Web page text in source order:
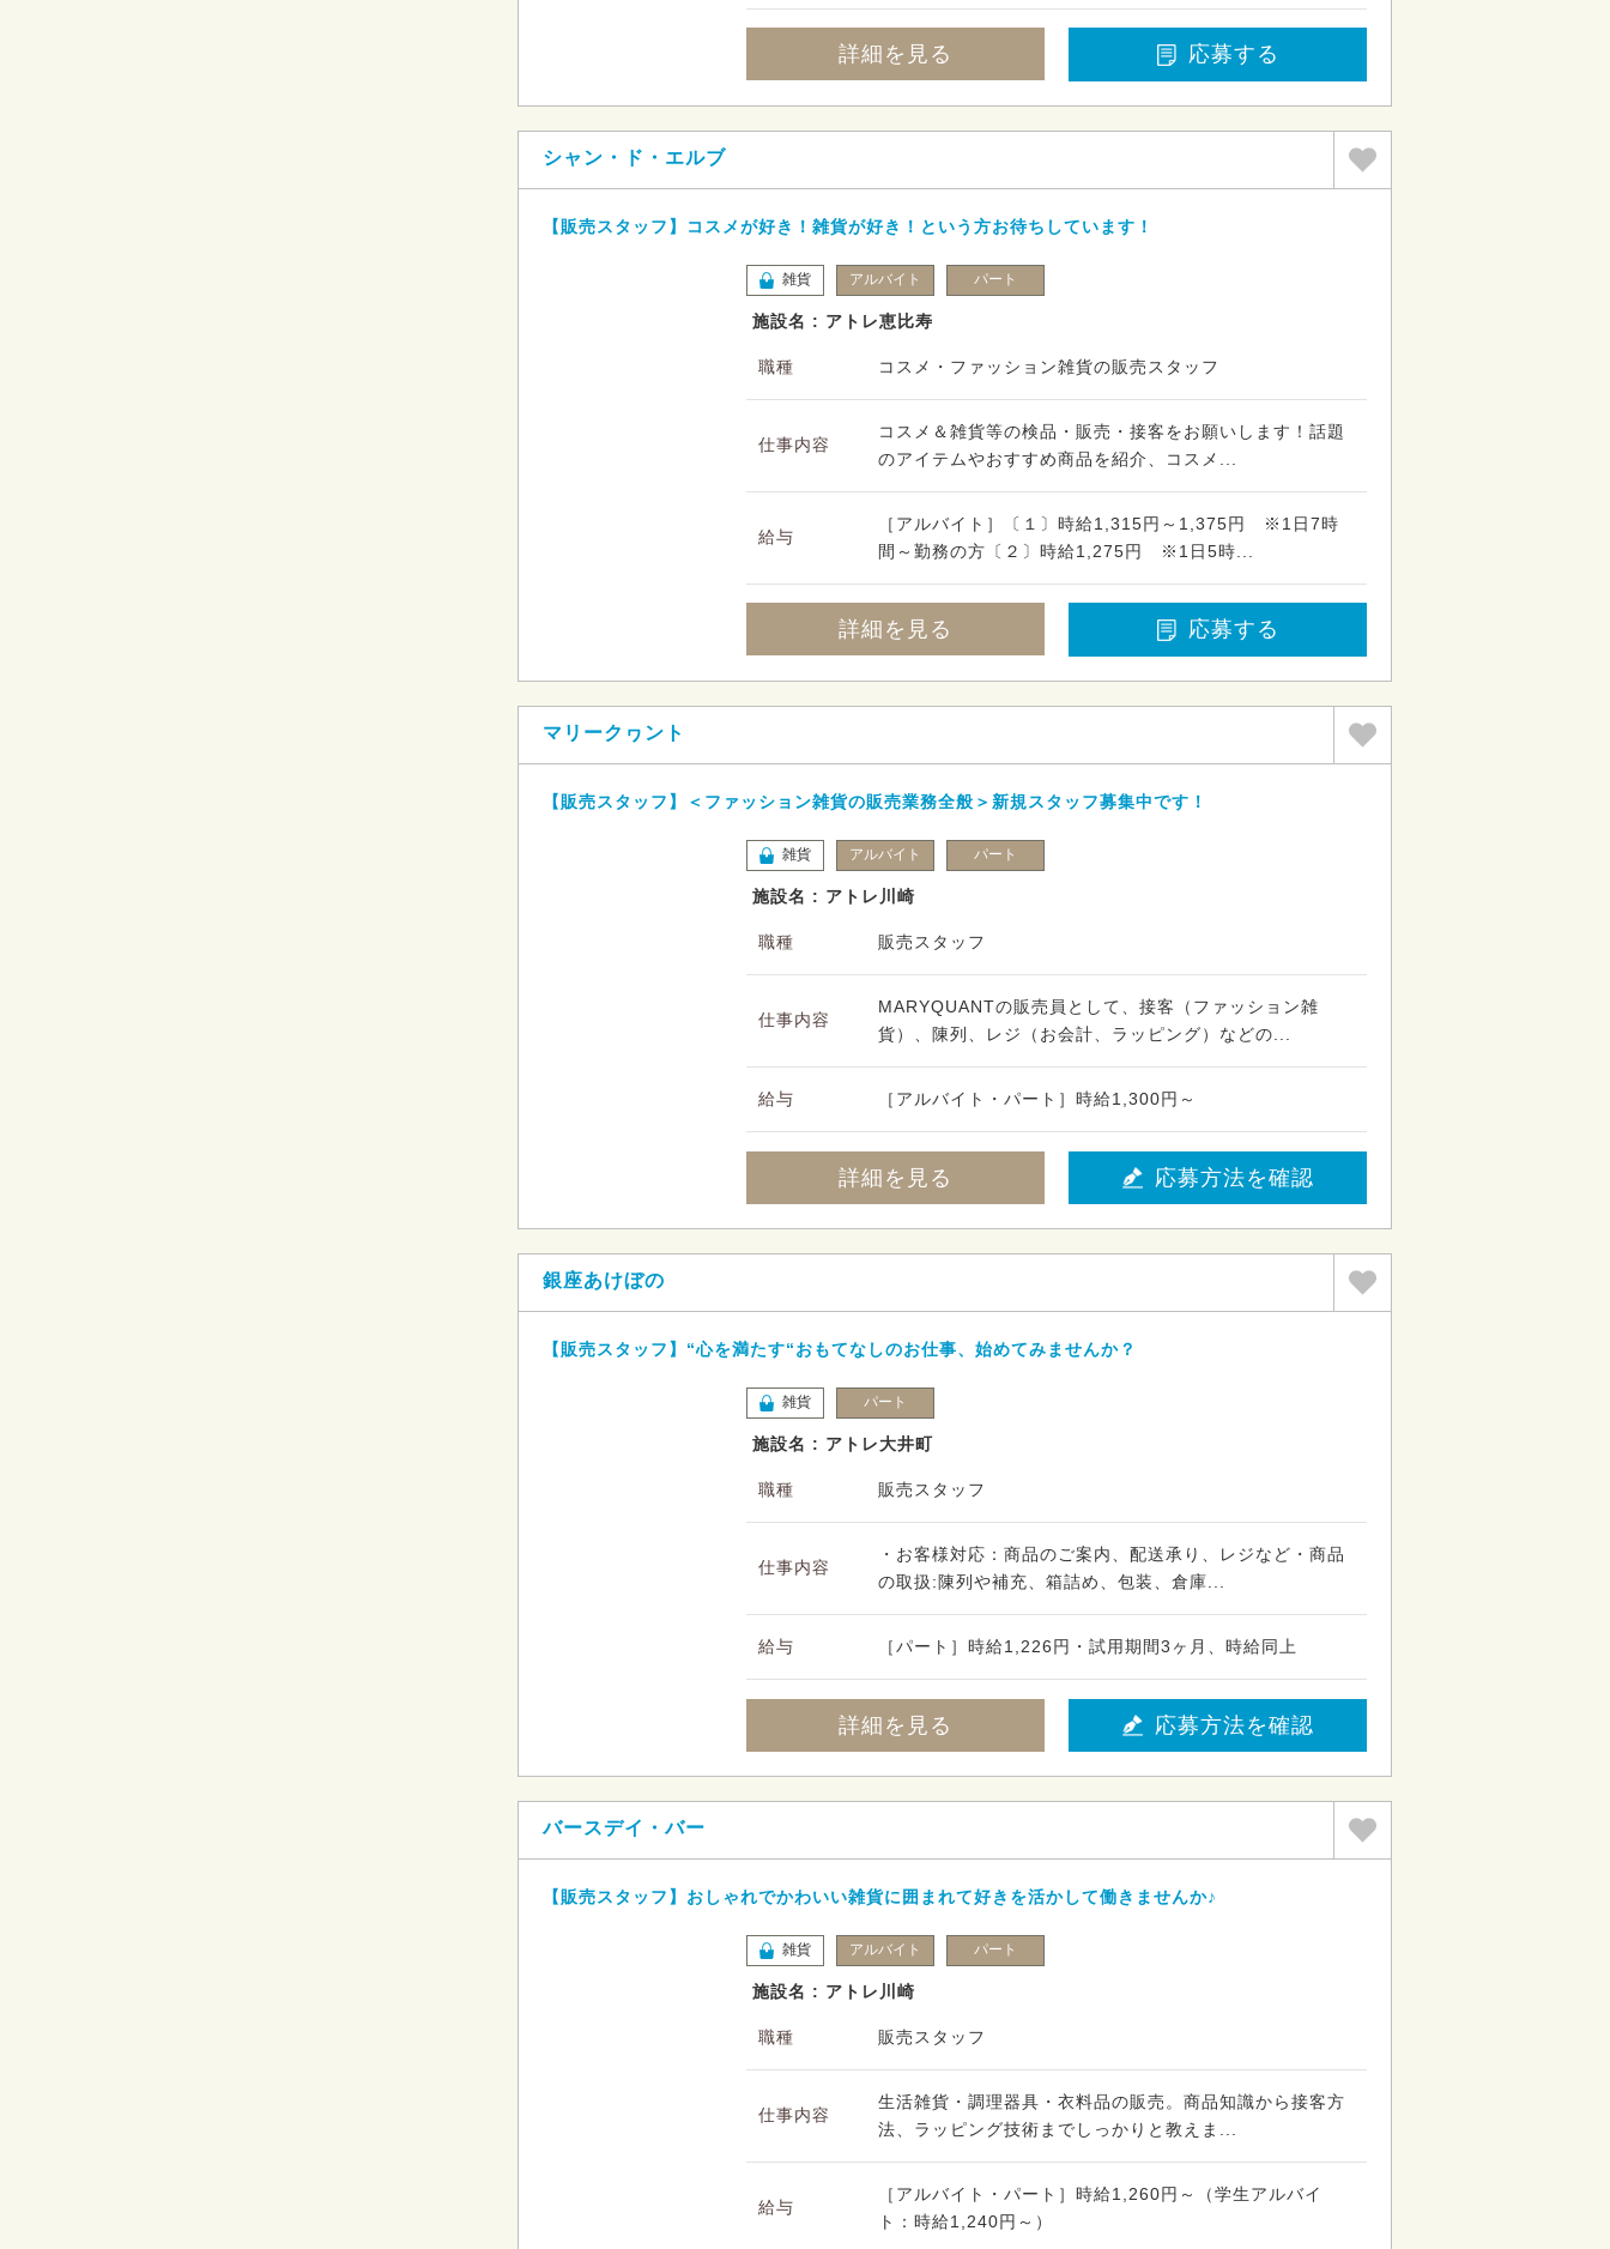
詳細を見る 応募する
シャン・ド・エルブ
【販売スタッフ】コスメが好き！雑貨が好き！という方お待ちしています！
雑貨 アルバイト パート
施設名 : アトレ恵比寿
職種 コスメ・ファッション雑貨の販売スタッフ
仕事内容
コスメ＆雑貨等の検品・販売・接客をお願いします！話題
のアイテムやおすすめ商品を紹介、コスメ...
給与
［アルバイト］〔１〕時給1,315円～1,375円 ※1日7時
間～勤務の方〔２〕時給1,275円 ※1日5時...
詳細を見る 応募する
マリークヮント
【販売スタッフ】＜ファッション雑貨の販売業務全般＞新規スタッフ募集中です！
雑貨 アルバイト パート
施設名 : アトレ川崎
職種 販売スタッフ
仕事内容
MARYQUANTの販売員として、接客（ファッション雑
貨）、陳列、レジ（お会計、ラッピング）などの...
給与 ［アルバイト・パート］時給1,300円～
詳細を見る 応募方法を確認
銀座あけぼの
【販売スタッフ】“心を満たす“おもてなしのお仕事、始めてみませんか？
雑貨 パート
施設名 : アトレ大井町
職種 販売スタッフ
仕事内容
・お客様対応：商品のご案内、配送承り、レジなど・商品
の取扱:陳列や補充、箱詰め、包装、倉庫...
給与 ［パート］時給1,226円・試用期間3ヶ月、時給同上
詳細を見る 応募方法を確認
バースデイ・バー
【販売スタッフ】おしゃれでかわいい雑貨に囲まれて好きを活かして働きませんか♪
雑貨 アルバイト パート
施設名 : アトレ川崎
職種 販売スタッフ
仕事内容
生活雑貨・調理器具・衣料品の販売。商品知識から接客方
法、ラッピング技術までしっかりと教えま...
給与
［アルバイト・パート］時給1,260円～（学生アルバイ
ト：時給1,240円～）